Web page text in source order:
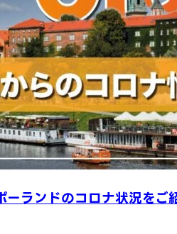
ランドのコロナ状況をご